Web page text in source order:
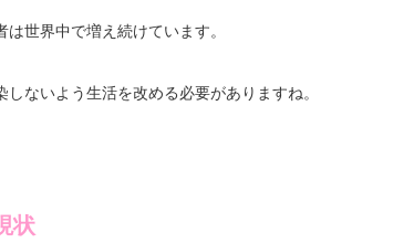
世界中で増え続けています。
ないよう生活を改める必要がありますね。
状